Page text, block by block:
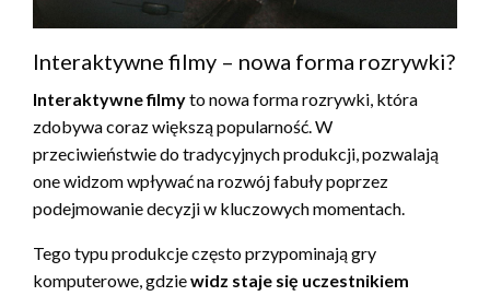
Interaktywne filmy – nowa forma rozrywki?
Interaktywne filmyto nowa forma rozrywki, która
zdobywa coraz większą popularność. W
przeciwieństwie do tradycyjnych produkcji, pozwalają
one widzom wpływać na rozwój fabuły poprzez
podejmowanie decyzji w kluczowych momentach.
Tego typu produkcje często przypominają gry
komputerowe, gdziewidz staje się uczestnikiem